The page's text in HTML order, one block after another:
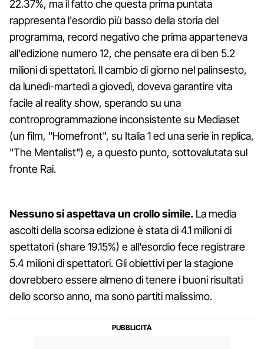
22.37%, ma il fatto che questa prima puntata
rappresenta l'esordio più basso della storia del
programma, record negativo che prima apparteneva
all'edizione numero 12, che pensate era di ben 5.2
milioni di spettatori. Il cambio di giorno nel palinsesto,
da lunedì-martedì a giovedì, doveva garantire vita
facile al reality show, sperando su una
controprogrammazione inconsistente su Mediaset
(un film, "Homefront", su Italia 1 ed una serie in replica,
"The Mentalist") e, a questo punto, sottovalutata sul
fronte Rai.
Nessuno si aspettava un crollo simile. La media
ascolti della scorsa edizione è stata di 4.1 milioni di
spettatori (share 19.15%) e all'esordio fece registrare
5.4 milioni di spettatori. Gli obiettivi per la stagione
dovrebbero essere almeno di tenere i buoni risultati
dello scorso anno, ma sono partiti malissimo.